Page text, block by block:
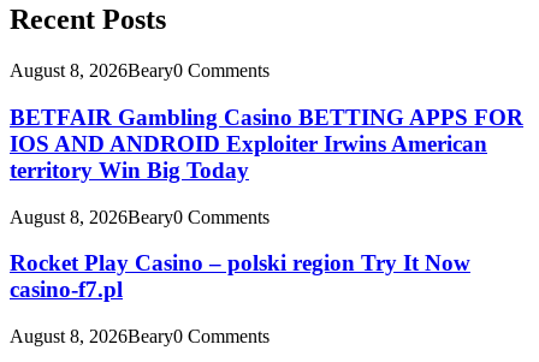
Recent Posts
August 8, 2026Beary0 Comments
BETFAIR Gambling Casino BETTING APPS FOR
IOS AND ANDROID Exploiter Irwins American
territory Win Big Today
August 8, 2026Beary0 Comments
Rocket Play Casino – polski region Try It Now
casino-f7.pl
August 8, 2026Beary0 Comments